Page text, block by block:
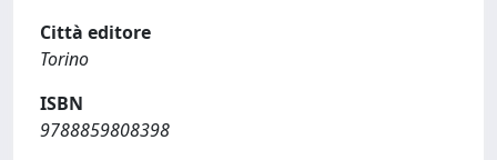
Città editore
Torino
ISBN
9788859808398